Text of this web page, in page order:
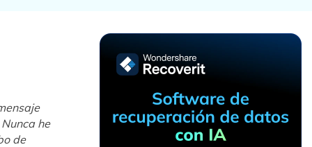
Recuperar
ZIP
Recuperar
Sistema
Recuperar
Datos
Recuperar
he
de